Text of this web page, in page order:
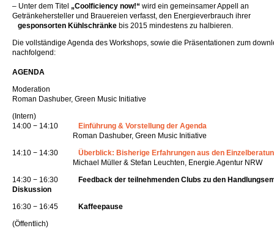
– Unter dem Titel „Coolficiency now!“ wird ein gemeinsamer Appell an
Getränkehersteller und Brauereien verfasst, den Energieverbrauch ihrer
gesponsorten Kühlschränke bis 2015 mindestens zu halbieren.
Die vollständige Agenda des Workshops, sowie die Präsentationen zum
nachfolgend:
AGENDA
Moderation
Roman Dashuber, Green Music Initiative
(Intern)
14:00 − 14:10
Einführung & Vorstellung der Agenda
Roman Dashuber, Green Music Initiative
14:10 − 14:30 Überblick: Bisherige Erfahrungen aus den
Michael Müller & Stefan Leuchten, Energie.Agentur NRW
14:30 − 16:30
Feedback der teilnehmenden Clubs zu den
Diskussion
16:30 − 16:45
Kaffeepause
(Öffentlich)